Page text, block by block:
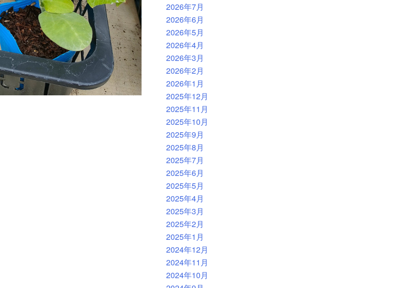
2026年7月
2026年6月
2026年5月
2026年4月
2026年3月
2026年2月
2026年1月
2025年12月
2025年11月
2025年10月
2025年9月
2025年8月
2025年7月
2025年6月
2025年5月
2025年4月
2025年3月
2025年2月
2025年1月
2024年12月
2024年11月
2024年10月